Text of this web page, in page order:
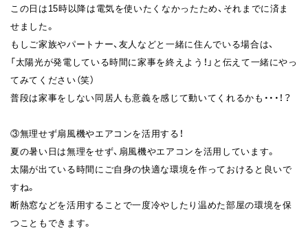
この日は15時以降は電気を使いたくなかったため、それまでに済ま
せました。
もしご家族やパートナー、友人などと一緒に住んでいる場合は、
「太陽光が発電している時間に家事を終えよう！」と伝えて一緒にやっ
てみてください（笑）
普段は家事をしない同居人も意義を感じて動いてくれるかも・・・！？
③無理せず扇風機やエアコンを活用する！
夏の暑い日は無理をせず、扇風機やエアコンを活用しています。
太陽が出ている時間にご自身の快適な環境を作っておけると良いで
すね。
断熱窓などを活用することで一度冷やしたり温めた部屋の環境を保
つこともできます。